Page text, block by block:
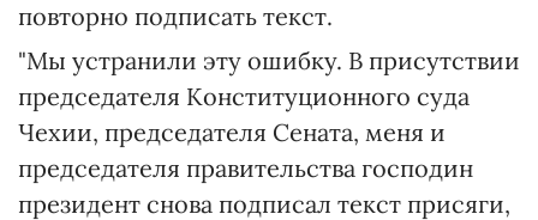
повторно подписать текст.
"Мы устранили эту ошибку. В присутствии
председателя Конституционного суда
Чехии, председателя Сената, меня и
председателя правительства господин
президент снова подписал текст присяги,